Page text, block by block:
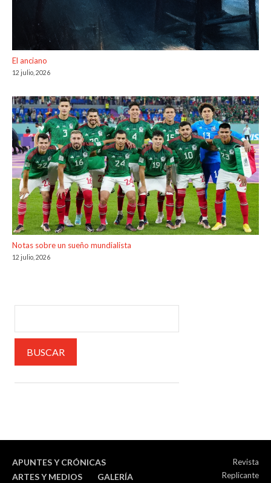
El anciano
12 julio, 2026
Notas sobre un sueño mundialista
12 julio, 2026
APUNTES Y CRÓNICAS
ARTES Y MEDIOS
GALERÍA
Revista
Replicante